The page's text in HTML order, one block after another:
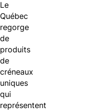
Le
Québec
regorge
de
produits
de
créneaux
uniques
qui
représentent